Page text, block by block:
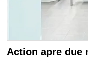
Action apre due